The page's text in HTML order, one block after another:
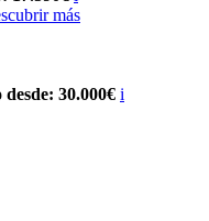
más
30.000€ i